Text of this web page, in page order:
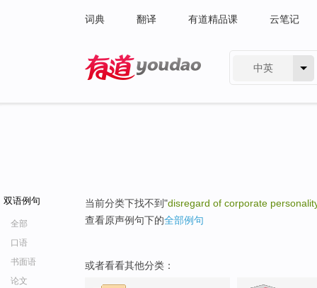
词典 翻译 有道精品课 云笔记
中英
双语例句
全部
口语
书面语
论文
当前分类下找不到"disregard of corporate
查看原声例句下的全部例句
或者看看其他分类：